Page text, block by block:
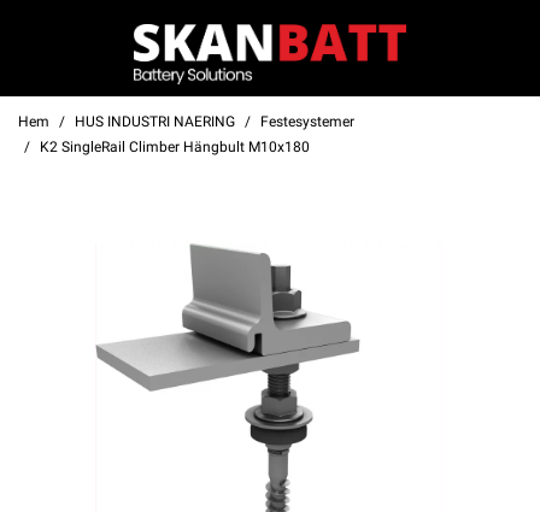
Hem HUS INDUSTRI NAERING
Festesystemer
K2 SingleRail Climber Hängbult M10x180